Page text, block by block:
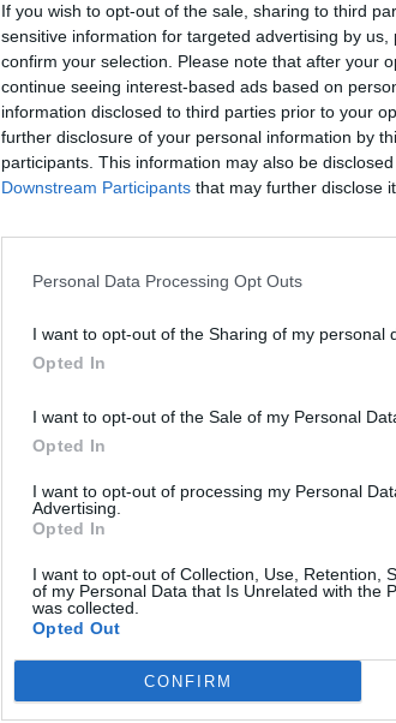
If you wish to opt-out of the sale, sharing to third
sensitive information for targeted advertising by
confirm your selection. Please note that after your
continue seeing interest-based ads based on
information disclosed to third parties prior to your
further disclosure of your personal information by
participants. This information may also be
Downstream Participants that may further disclose
Personal Data Processing Opt Outs
I want to opt-out of the Sharing of my personal
Opted In
I want to opt-out of the Sale of my Personal
Opted In
I want to opt-out of processing my Personal
Advertising.
Opted In
I want to opt-out of Collection, Use, Retention,
of my Personal Data that Is Unrelated with the
was collected.
Opted Out
CONFIRM
Διαμονή
Υψηλές αποδοχές &
Ευχάριστο περιβάλλον